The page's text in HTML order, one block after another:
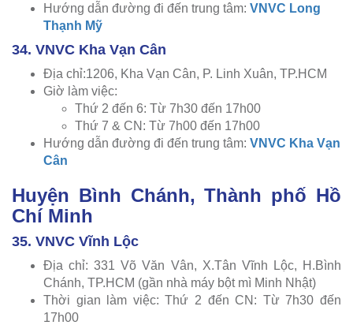
Hướng dẫn đường đi đến trung tâm: VNVC Long
Thạnh Mỹ
34. VNVC Kha Vạn Cân
Địa chỉ:1206, Kha Vạn Cân, P. Linh Xuân, TP.HCM
Giờ làm việc:
Thứ 2 đến 6: Từ 7h30 đến 17h00
Thứ 7 & CN: Từ 7h00 đến 17h00
Hướng dẫn đường đi đến trung tâm: VNVC Kha Vạn
Cân
Huyện Bình Chánh, Thành phố Hồ
Chí Minh
35. VNVC Vĩnh Lộc
Địa chỉ: 331 Võ Văn Vân, X.Tân Vĩnh Lộc, H.Bình
Chánh, TP.HCM (gần nhà máy bột mì Minh Nhật)
Thời gian làm việc: Thứ 2 đến CN: Từ 7h30 đến
17h00